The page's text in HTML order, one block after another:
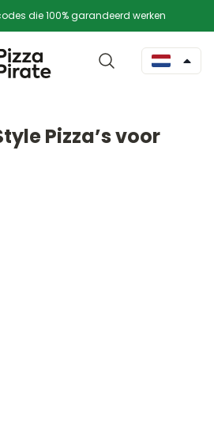
die 100% garandeerd werken
Pizza’s voor